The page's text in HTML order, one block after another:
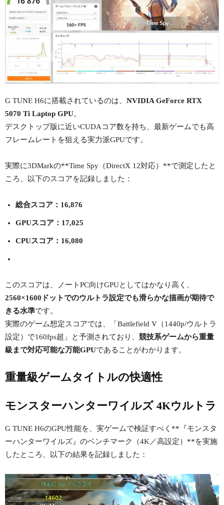
G TUNE H6に搭載されているのは、 NVIDIA GeForce RTX
5070 Ti Laptop GPU。
デスクトップ版に近いCUDAコア数を持ち、最新ゲームでも高
フレームレートを狙える実力派GPUです。
実際に3DMarkの**Time Spy（DirectX 12対応）**で測定したと
ころ、以下のスコアを記録しました：
総合スコア：16,876
GPUスコア：17,025
CPUスコア：16,080
このスコアは、ノートPC向けGPUとしてはかなり高く、
2560×1600ドットでのウルトラ設定でも滑らかな描画が期待で
きる水準です。
実際のゲーム想定スコアでは、「Battlefield V（1440p/ウルトラ
設定）で160fps超」と予測されており、 競技系ゲームから重量
級まで対応可能な万能GPUであることがわかります。
重量級ゲームタイトルの快適性
モンスターハンターワイルズ 4Kウルトラ
G TUNE H6のGPU性能を、実ゲームで検証すべく**『モンスタ
ーハンターワイルズ』のベンチマーク（4K／高設定）**を実施
したところ、以下の結果を記録しました：